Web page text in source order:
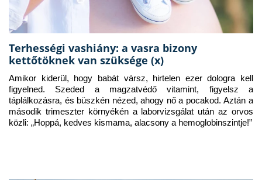
Terhességi vashiány: a vasra bizony
kettőtöknek van szüksége (x)
Amikor kiderül, hogy babát vársz, hirtelen ezer dologra kell
figyelned. Szeded a magzatvédő vitamint, figyelsz a
táplálkozásra, és büszkén nézed, ahogy nő a pocakod. Aztán a
második trimeszter környékén a laborvizsgálat után az orvos
közli: „Hoppá, kedves kismama, alacsony a hemoglobinszintje!”